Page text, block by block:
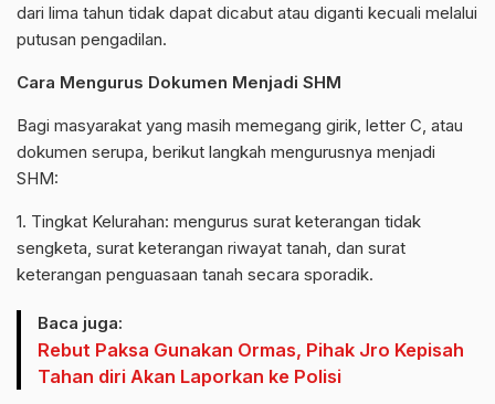
dari lima tahun tidak dapat dicabut atau diganti kecuali melalui
putusan pengadilan.
Cara Mengurus Dokumen Menjadi SHM
Bagi masyarakat yang masih memegang girik, letter C, atau
dokumen serupa, berikut langkah mengurusnya menjadi
SHM:
1. Tingkat Kelurahan: mengurus surat keterangan tidak
sengketa, surat keterangan riwayat tanah, dan surat
keterangan penguasaan tanah secara sporadik.
Baca juga:
Rebut Paksa Gunakan Ormas, Pihak Jro Kepisah
Tahan diri Akan Laporkan ke Polisi